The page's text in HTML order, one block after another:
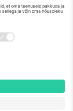
konkreetse